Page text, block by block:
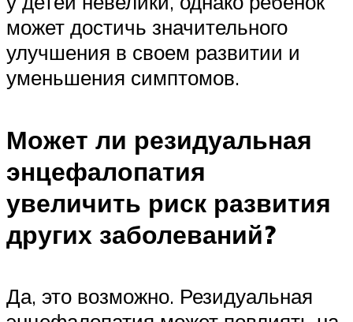
может достичь значительного
улучшения в своем развитии и
уменьшения симптомов.
Может ли резидуальная
энцефалопатия
увеличить риск развития
других заболеваний?
Да, это возможно. Резидуальная